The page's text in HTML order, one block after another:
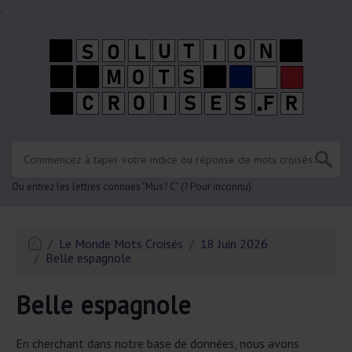
.
Ou entrez les lettres connues "Mus? C" (? Pour inconnu)
Le Monde Mots Croisés
18 Juin 2026
Belle espagnole
Belle espagnole
En cherchant dans notre base de données, nous avons